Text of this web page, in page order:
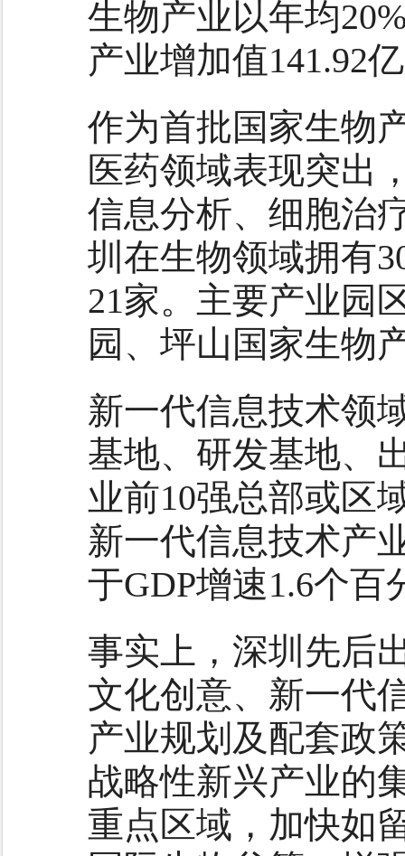
生物产业以年均
产业增加值141.92
作为首批国家生物
医药领域表现突出
信息分析、细胞治
圳在生物领域拥有
21家。主要产业园
园、坪山国家生物
新一代信息技术领
基地、研发基地、
业前10强总部或区
新一代信息技术产
于GDP增速1.6个百
事实上，深圳先后
文化创意、新一代
产业规划及配套政
战略性新兴产业的
重点区域，加快如